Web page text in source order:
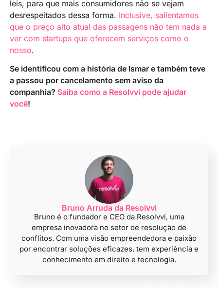
leis, para que mais consumidores não se vejam
desrespeitados dessa forma. Inclusive, salientamos
que o preço alto atual das passagens não tem nada a
ver com startups que oferecem serviços como o
nosso.
Se identificou com a história de Ismar e também teve
a passou por cancelamento sem aviso da
companhia? Saiba como a Resolvvi pode ajudar
você!
Bruno Arruda da Resolvvi
Bruno é o fundador e CEO da Resolvvi, uma
empresa inovadora no setor de resolução de
conflitos. Com uma visão empreendedora e paixão
por encontrar soluções eficazes, tem experiência e
conhecimento em direito e tecnologia.